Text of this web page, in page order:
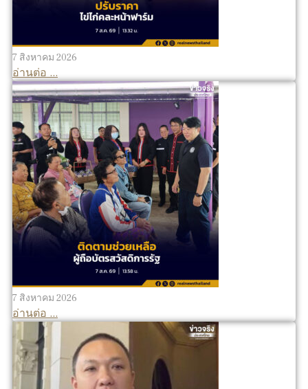
7 สิงหาคม 2026
อ่านต่อ ...
7 สิงหาคม 2026
อ่านต่อ ...